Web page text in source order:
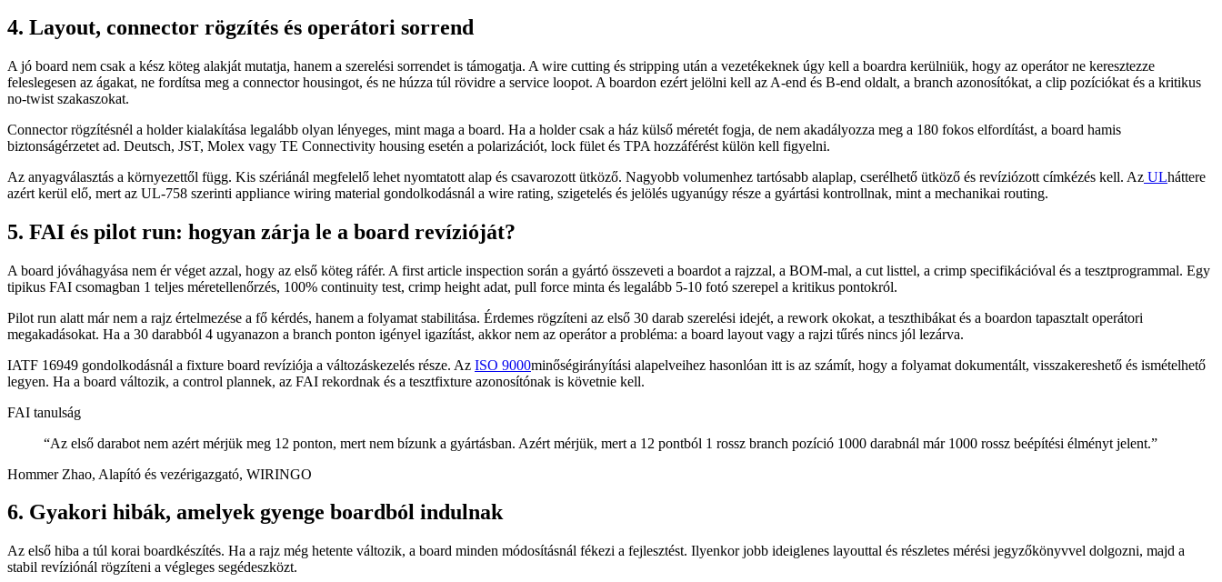
4. Layout, connector rögzítés és operátori sorrend
A jó board nem csak a kész köteg alakját mutatja, hanem a szerelési sorrendet is támogatja. A wire cutting és stripping után a vezetékeknek úgy kell a boardra kerülniük, hogy az operátor ne keresztezze
feleslegesen az ágakat, ne fordítsa meg a connector housingot, és ne húzza túl rövidre a service loopot. A boardon ezért jelölni kell az A-end és B-end oldalt, a branch azonosítókat, a clip pozíciókat és a kritikus
no-twist szakaszokat.
Connector rögzítésnél a holder kialakítása legalább olyan lényeges, mint maga a board. Ha a holder csak a ház külső méretét fogja, de nem akadályozza meg a 180 fokos elfordítást, a board hamis
biztonságérzetet ad. Deutsch, JST, Molex vagy TE Connectivity housing esetén a polarizációt, lock fület és TPA hozzáférést külön kell figyelni.
Az anyagválasztás a környezettől függ. Kis szériánál megfelelő lehet nyomtatott alap és csavarozott ütköző. Nagyobb volumenhez tartósabb alaplap, cserélhető ütköző és revíziózott címkézés kell. Az ULháttere
azért kerül elő, mert az UL-758 szerinti appliance wiring material gondolkodásnál a wire rating, szigetelés és jelölés ugyanúgy része a gyártási kontrollnak, mint a mechanikai routing.
5. FAI és pilot run: hogyan zárja le a board revízióját?
A board jóváhagyása nem ér véget azzal, hogy az első köteg ráfér. A first article inspection során a gyártó összeveti a boardot a rajzzal, a BOM-mal, a cut listtel, a crimp specifikációval és a tesztprogrammal. Egy
tipikus FAI csomagban 1 teljes méretellenőrzés, 100% continuity test, crimp height adat, pull force minta és legalább 5-10 fotó szerepel a kritikus pontokról.
Pilot run alatt már nem a rajz értelmezése a fő kérdés, hanem a folyamat stabilitása. Érdemes rögzíteni az első 30 darab szerelési idejét, a rework okokat, a teszthibákat és a boardon tapasztalt operátori
megakadásokat. Ha a 30 darabból 4 ugyanazon a branch ponton igényel igazítást, akkor nem az operátor a probléma: a board layout vagy a rajzi tűrés nincs jól lezárva.
IATF 16949 gondolkodásnál a fixture board revíziója a változáskezelés része. Az ISO 9000minőségirányítási alapelveihez hasonlóan itt is az számít, hogy a folyamat dokumentált, visszakereshető és ismételhető
legyen. Ha a board változik, a control plannek, az FAI rekordnak és a tesztfixture azonosítónak is követnie kell.
FAI tanulság
“Az első darabot nem azért mérjük meg 12 ponton, mert nem bízunk a gyártásban. Azért mérjük, mert a 12 pontból 1 rossz branch pozíció 1000 darabnál már 1000 rossz beépítési élményt jelent.”
Hommer Zhao, Alapító és vezérigazgató, WIRINGO
6. Gyakori hibák, amelyek gyenge boardból indulnak
Az első hiba a túl korai boardkészítés. Ha a rajz még hetente változik, a board minden módosításnál fékezi a fejlesztést. Ilyenkor jobb ideiglenes layouttal és részletes mérési jegyzőkönyvvel dolgozni, majd a
stabil revíziónál rögzíteni a végleges segédeszközt.